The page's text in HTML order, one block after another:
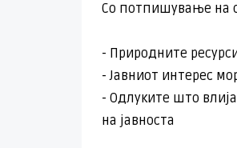
Со потпишување на
- Природните
- Јавниот интерес
- Одлуките што
на јавноста